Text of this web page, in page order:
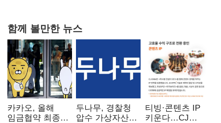
함께 볼만한 뉴스
카카오, 올해
임금협약 최종
두나무, 경찰청
압수 가상자산
티빙·콘텐츠 IP
키운다…CJ